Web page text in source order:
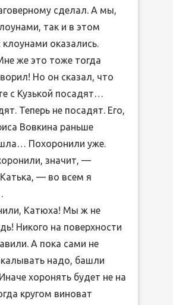
сделал. А мы,
так и в этом
клоунами оказались.
же это тоже тогда
Но он сказал, что
с Кузькой посадят…
Теперь не посадят. Его,
Вовкина раньше
Похоронили уже.
значит, —
— во всем я
Катюха! Мы ж не
Никого на поверхности
А пока сами не
надо, башли
хоронять будет не на
кругом виноват